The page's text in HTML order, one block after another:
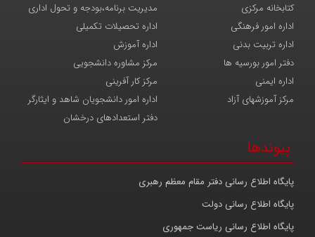
مدیریت برنامه،بودجه و تحول اداری
کتابخانه مرکزی
اداره تحصیلات تکمیلی
اداره امور فرهنگی
اداره آموزش
اداره تربیت بدنی
مرکز مشاوره دانشجویی
دفتر امور بورسیه ها
مرکز کار آفرینی
اداره ایمنی
اداره امور دانشجویان شاهد و ایثارگر
مرکز آموزشهای آزاد
دفتر استعدادهای درخشان
پیوندها
پایگاه اطلاع رسانی دفتر مقام معظم رهبری
پایگاه اطلاع رسانی دولت
پایگاه اطلاع رسانی ریاست جمهوری